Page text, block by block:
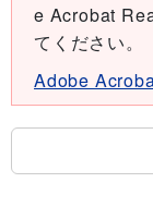
e Acrobat
てください。
Adobe